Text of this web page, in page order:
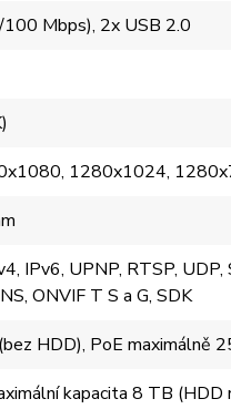
Mbps), 2x USB 2.0
1280x1024,
IPv6, UPNP, RTSP,
ONVIF T S a G, SDK
HDD), PoE maximálně
kapacita 8 TB (HDD